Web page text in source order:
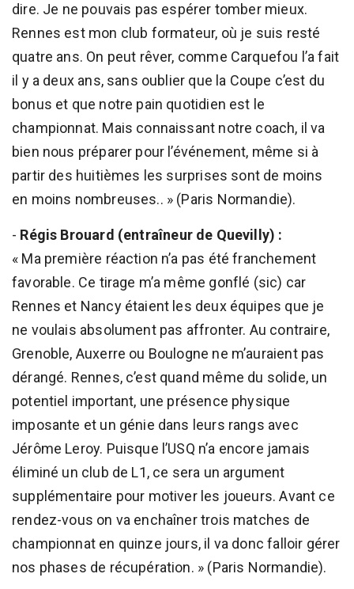
dire. Je ne pouvais pas espérer tomber mieux.
Rennes est mon club formateur, où je suis resté
quatre ans. On peut rêver, comme Carquefou l’a fait
il y a deux ans, sans oublier que la Coupe c’est du
bonus et que notre pain quotidien est le
championnat. Mais connaissant notre coach, il va
bien nous préparer pour l’événement, même si à
partir des huitièmes les surprises sont de moins
en moins nombreuses.. » (Paris Normandie).
- Régis Brouard (entraîneur de Quevilly) :
« Ma première réaction n’a pas été franchement
favorable. Ce tirage m’a même gonflé (sic) car
Rennes et Nancy étaient les deux équipes que je
ne voulais absolument pas affronter. Au contraire,
Grenoble, Auxerre ou Boulogne ne m’auraient pas
dérangé. Rennes, c’est quand même du solide, un
potentiel important, une présence physique
imposante et un génie dans leurs rangs avec
Jérôme Leroy. Puisque l’USQ n’a encore jamais
éliminé un club de L1, ce sera un argument
supplémentaire pour motiver les joueurs. Avant ce
rendez-vous on va enchaîner trois matches de
championnat en quinze jours, il va donc falloir gérer
nos phases de récupération. » (Paris Normandie).